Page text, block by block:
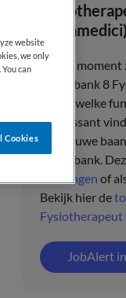
(Paramedici)
Op dit
banenbank 8
Bekijk welke
interessant
uw nieuwe
banenbank.
ontvangen of
Bekijk hier de
Fysiotherapeut
JobAlert
website
we only
can
Cookies